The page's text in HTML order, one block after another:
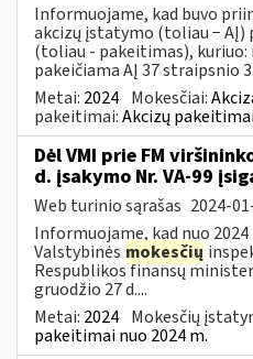
Informuojame, kad buvo
akcizų įstatymo (toliau − AĮ)
(toliau - pakeitimas), kuriuo:
pakeičiama AĮ 37 straipsnio
Metai: 2024 Mokesčiai:
pakeitimai:Akcizų
Dėl VMI prie FM
d. įsakymo Nr. VA-99
Web turinio sąrašas 2024-
Informuojame, kad nuo
Valstybinės mokesčių
Respublikos finansų
gruodžio 27 d....
Metai: 2024 Mokesčių
pakeitimai nuo 2024 m.